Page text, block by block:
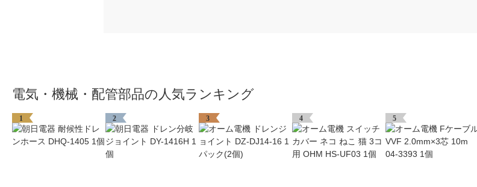
電気・機械・配管部品の人気ランキング
1 2 3 4 5